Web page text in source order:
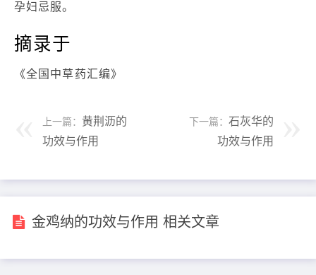
孕妇忌服。
摘录于
《全国中草药汇编》
上一篇： 黄荆沥的
功效与作用
下一篇： 石灰华的
功效与作用
金鸡纳的功效与作用 相关文章